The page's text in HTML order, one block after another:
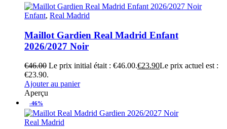
Enfant, Real Madrid
Maillot Gardien Real Madrid Enfant
2026/2027 Noir
€46.00 Le prix initial était : €46.00.€23.90Le prix actuel est :
€23.90.
Ajouter au panier
Aperçu
-46%
Real Madrid